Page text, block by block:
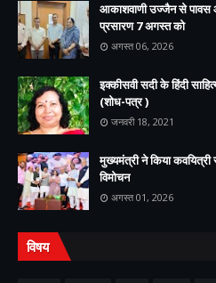
आकाशवाणी उज्जैन से पावस
प्रसारण 7 अगस्त को
अगस्त 06, 2026
इक्कीसवी सदी के हिंदी
(शोध-पत्र )
जनवरी 18, 2021
मुख्यमंत्री ने किया
विमोचन
अगस्त 01, 2026
विषय